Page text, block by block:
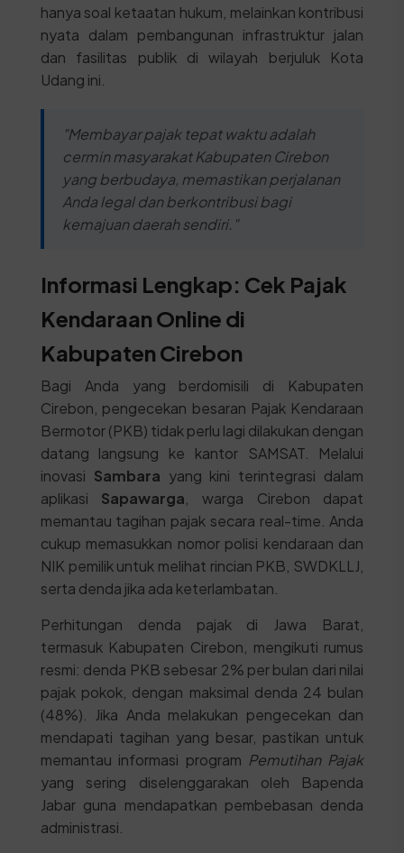
hanya soal ketaatan hukum, melainkan kontribusi
nyata dalam pembangunan infrastruktur jalan
dan fasilitas publik di wilayah berjuluk Kota
Udang ini.
"Membayar pajak tepat waktu adalah
cermin masyarakat Kabupaten Cirebon
yang berbudaya, memastikan perjalanan
Anda legal dan berkontribusi bagi
kemajuan daerah sendiri."
Informasi Lengkap: Cek Pajak
Kendaraan Online di
Kabupaten Cirebon
Bagi Anda yang berdomisili di Kabupaten
Cirebon, pengecekan besaran Pajak Kendaraan
Bermotor (PKB) tidak perlu lagi dilakukan dengan
datang langsung ke kantor SAMSAT. Melalui
inovasi Sambara yang kini terintegrasi dalam
aplikasi Sapawarga , warga Cirebon dapat
memantau tagihan pajak secara real-time. Anda
cukup memasukkan nomor polisi kendaraan dan
NIK pemilik untuk melihat rincian PKB, SWDKLLJ,
serta denda jika ada keterlambatan.
Perhitungan denda pajak di Jawa Barat,
termasuk Kabupaten Cirebon, mengikuti rumus
resmi: denda PKB sebesar 2% per bulan dari nilai
pajak pokok, dengan maksimal denda 24 bulan
(48%). Jika Anda melakukan pengecekan dan
mendapati tagihan yang besar, pastikan untuk
memantau informasi program Pemutihan Pajak
yang sering diselenggarakan oleh Bapenda
Jabar guna mendapatkan pembebasan denda
administrasi.